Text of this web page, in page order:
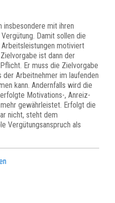
insbesondere mit ihren
Damit sollen die
motiviert
ist dann der
Er muss die Zielvorgabe
Arbeitnehmer im laufenden
kann. Andernfalls wird die
Motivations-, Anreiz-
gewährleistet. Erfolgt die
nicht, steht dem
Vergütungsanspruch als